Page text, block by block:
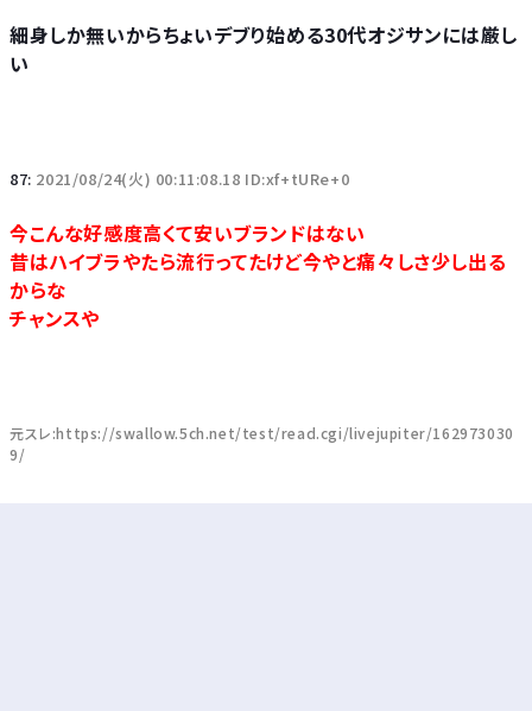
細身しか無いからちょいデブり始める30代オジサンには厳し
い
87: 2021/08/24(火) 00:11:08.18 ID:xf+tURe+0
今こんな好感度高くて安いブランドはない
昔はハイブラやたら流行ってたけど今やと痛々しさ少し出る
からな
チャンスや
元スレ:https://swallow.5ch.net/test/read.cgi/livejupiter/162973030
9/